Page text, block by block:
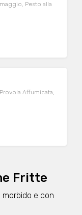
Pesto alla
Affumicata,
Fritte
e con